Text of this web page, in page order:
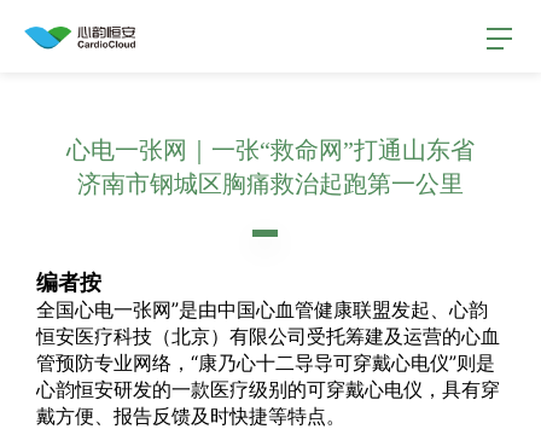
认识我们
生态
用户故事
心电一张网｜一张“救命网”打通山东省
济南市钢城区胸痛救治起跑第一公里
编者按
全国心电一张网”是由中国心血管健康联盟发起、心韵
恒安医疗科技（北京）有限公司受托筹建及运营的心血
管预防专业网络，“康乃心十二导导可穿戴心电仪”则是
心韵恒安研发的一款医疗级别的可穿戴心电仪，具有穿
戴方便、报告反馈及时快捷等特点。